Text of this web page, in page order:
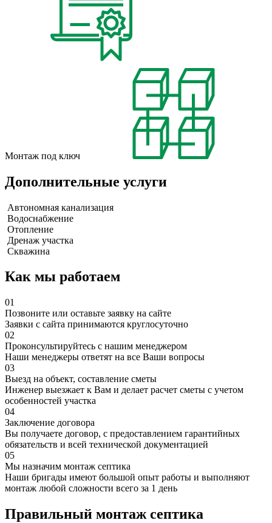
Монтаж под ключ
Дополнительные услуги
Автономная канализация
Водоснабжение
Отопление
Дренаж участка
Скважина
Как мы работаем
01
Позвоните или оставьте заявку на сайте
Заявки с сайта принимаются круглосуточно
02
Проконсультируйтесь с нашим менеджером
Наши менеджеры ответят на все Ваши вопросы
03
Выезд на объект, составление сметы
Инженер выезжает к Вам и делает расчет сметы с учетом
особенностей участка
04
Заключение договора
Вы получаете договор, с предоставлением гарантийных
обязательств и всей технической документацией
05
Мы назначим монтаж септика
Наши бригады имеют большой опыт работы и выполняют
монтаж любой сложности всего за 1 день
Правильный монтаж септика